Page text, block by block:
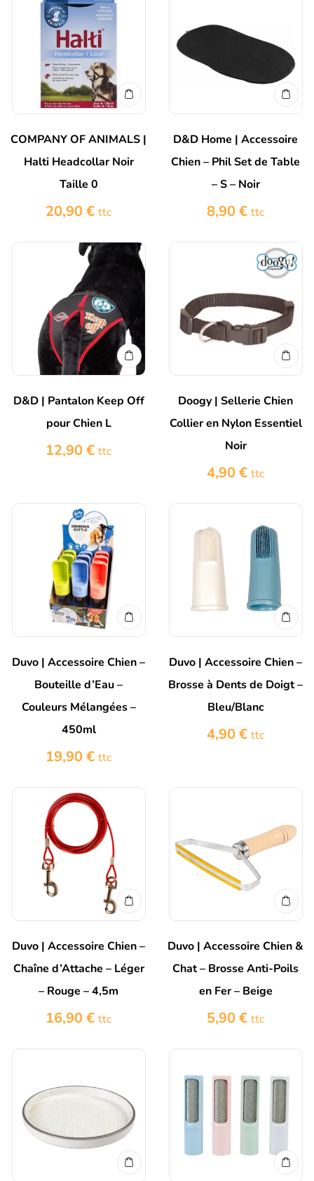
COMPANY OF ANIMALS |
Halti Headcollar Noir
Taille 0
20,90€ ttc
D&D Home | Accessoire
Chien – Phil Set de Table
– S – Noir
8,90€ ttc
D&D | Pantalon Keep Off
pour Chien L
12,90€ ttc
Doogy | Sellerie Chien
Collier en Nylon Essentiel
Noir
4,90€ ttc
Duvo | Accessoire Chien –
Bouteille d’Eau –
Couleurs Mélangées –
450ml
19,90€ ttc
Duvo | Accessoire Chien –
Brosse à Dents de Doigt –
Bleu/Blanc
4,90€ ttc
Duvo | Accessoire Chien –
Chaîne d’Attache – Léger
– Rouge – 4,5m
16,90€ ttc
Duvo | Accessoire Chien &
Chat – Brosse Anti-Poils
en Fer – Beige
5,90€ ttc